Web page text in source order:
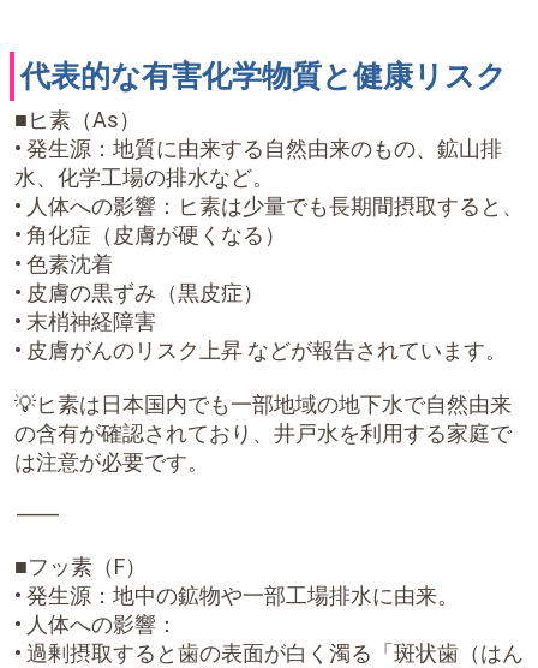
代表的な有害化学物質と健康リスク
■ヒ素（As）
• 発生源：地質に由来する自然由来のもの、鉱山排
水、化学工場の排水など。
• 人体への影響：ヒ素は少量でも長期間摂取すると、
• 角化症（皮膚が硬くなる）
• 色素沈着
• 皮膚の黒ずみ（黒皮症）
• 末梢神経障害
• 皮膚がんのリスク上昇 などが報告されています。
💡ヒ素は日本国内でも一部地域の地下水で自然由来
の含有が確認されており、井戸水を利用する家庭で
は注意が必要です。
⸻
■フッ素（F）
• 発生源：地中の鉱物や一部工場排水に由来。
• 人体への影響：
• 過剰摂取すると歯の表面が白く濁る「斑状歯（はん